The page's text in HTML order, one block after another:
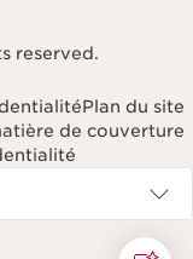
reserved.
Plan du site
de couverture